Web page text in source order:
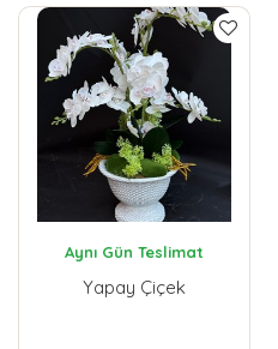
Aynı Gün Teslimat
Yapay Çiçek